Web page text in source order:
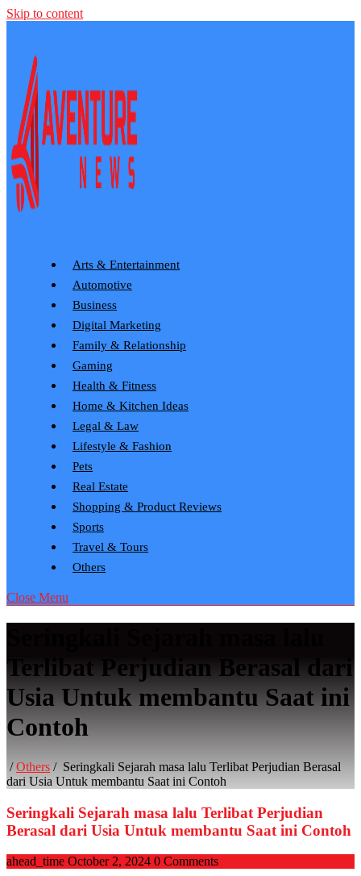
Skip to content
Arts & Entertainment
Automotive
Business
Digital Marketing
Family & Relationship
Gaming
Health & Fitness
Home & Kitchen Ideas
Legal & Law
Lifestyle & Fashion
Pets
Real Estate
Shopping & Product Reviews
Sports
Travel & Tours
Others
Close Menu
Terlibat Perjudian Berasal dari
Usia Untuk membantu Saat ini
Contoh
/Others / Seringkali Sejarah masa lalu Terlibat Perjudian Berasal
dari Usia Untuk membantu Saat ini Contoh
Seringkali Sejarah masa lalu Terlibat Perjudian
Berasal dari Usia Untuk membantu Saat ini Contoh
ahead_time October 2, 2024 0 Comments